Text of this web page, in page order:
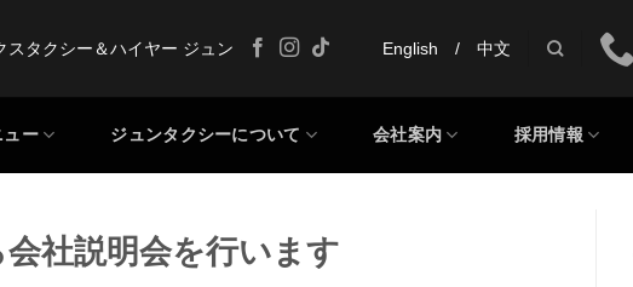
スタクシー＆ハイヤー ジュン English / 中文
ュー ジュンタクシーについて 会社案内 採用情報
会社説明会を行います